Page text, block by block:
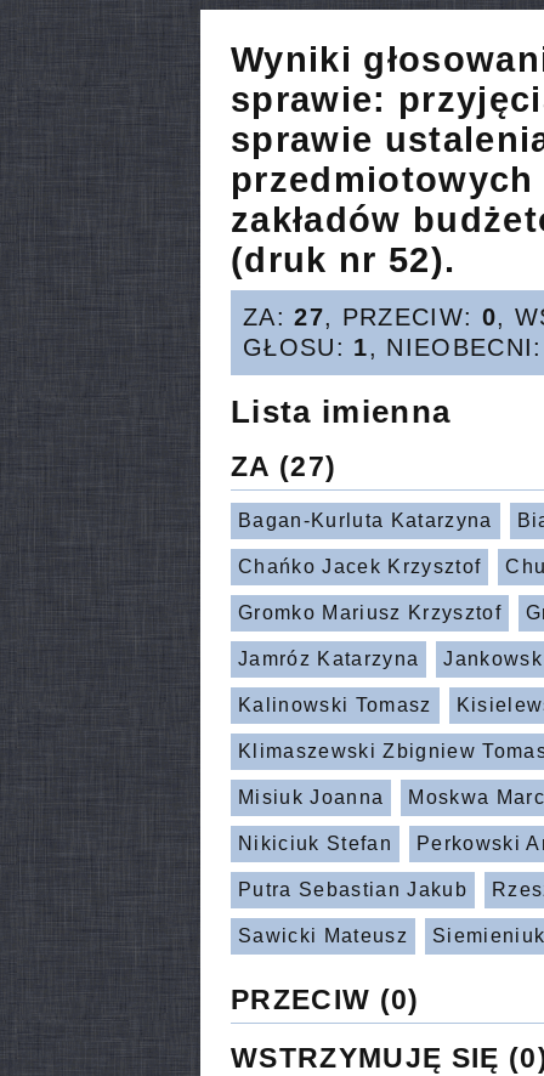
Wyniki
sprawie:
sprawie
zakładów
(druk nr 52).
ZA:27, PRZECIW: 0,
GŁOSU: 1,
Lista imienna
ZA (27)
Bagan-Kurluta Katarzyna
Chańko Jacek Krzysztof
Gromko Mariusz Krzysztof
Jamróz Katarzyna
Kalinowski Tomasz
Klimaszewski Zbigniew
Misiuk Joanna Moskwa
Nikiciuk Stefan Perkowski
Putra Sebastian Jakub
Sawicki Mateusz
PRZECIW (0)
WSTRZYMUJĘ SIĘ